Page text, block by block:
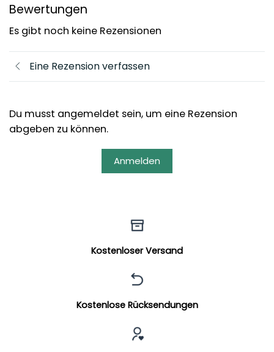
Bewertungen
Es gibt noch keine Rezensionen
Eine Rezension verfassen
Du musst angemeldet sein, um eine Rezension
abgeben zu können.
Anmelden
Kostenloser Versand
Kostenlose Rücksendungen